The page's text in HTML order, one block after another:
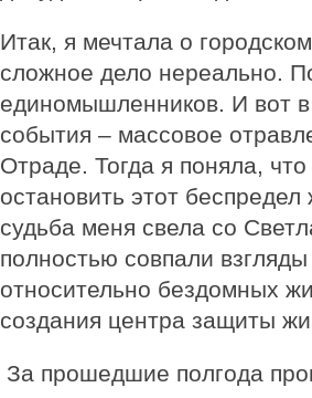
Итак, я мечтала о
сложное дело нереально.
единомышленников. И вот
события – массовое
Отраде. Тогда я поняла,
остановить этот
судьба меня свела со
полностью совпали
относительно бездомных
создания центра защиты
За прошедшие полгода